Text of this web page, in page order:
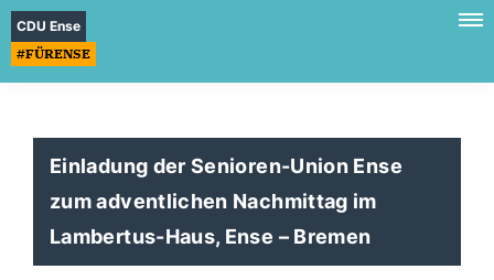
CDU Ense
#FÜRENSE
Einladung der Senioren-Union Ense
zum adventlichen Nachmittag im
Lambertus-Haus, Ense – Bremen